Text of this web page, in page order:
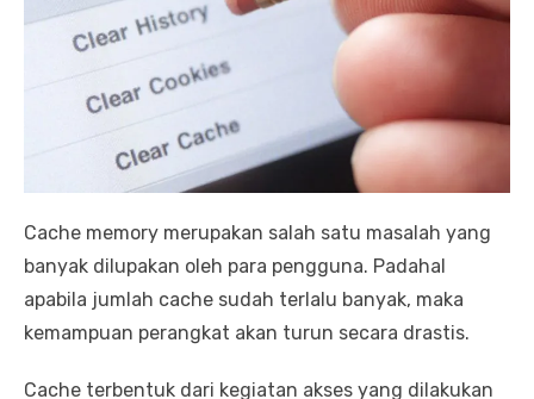
Cache memory merupakan salah satu masalah yang
banyak dilupakan oleh para pengguna. Padahal
apabila jumlah cache sudah terlalu banyak, maka
kemampuan perangkat akan turun secara drastis.
Cache terbentuk dari kegiatan akses yang dilakukan